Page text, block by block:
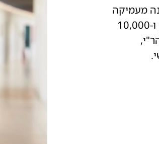
מעמיקה
של כל מרכיבי התיק הביטוחי. קבוצת מדיקו, עם מעל 20 שנות ניסיון ו-10,000
מהר"י,